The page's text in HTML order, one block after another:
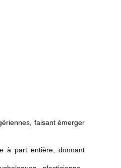
faisant émerger
à part entière, donnant